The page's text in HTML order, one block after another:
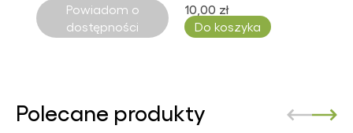
Powiadom o
dostępności
10,00 zł
Do koszyka
Polecane produkty